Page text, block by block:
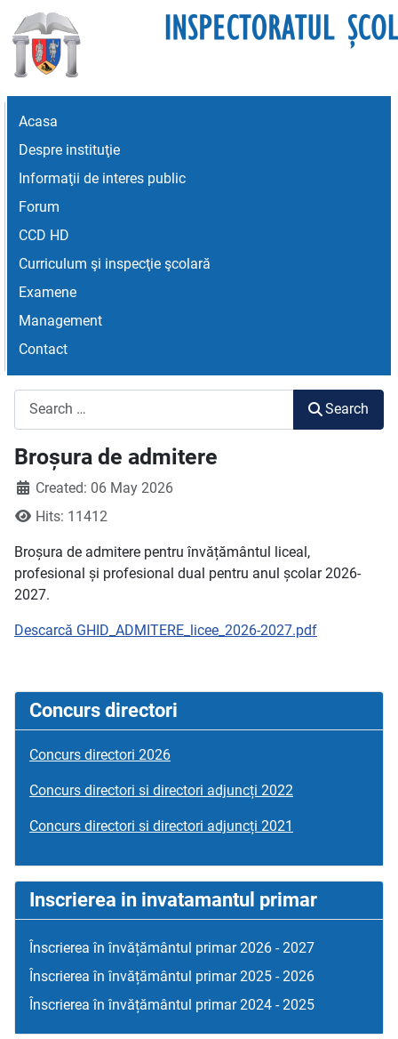
Acasa
Despre instituţie
Informaţii de interes public
Forum
CCD HD
Curriculum şi inspecţie şcolară
Examene
Management
Contact
Search
Broșura de admitere
Created: 06 May 2026
Hits: 11412
Broșura de admitere pentru învățământul liceal,
profesional și profesional dual pentru anul școlar 2026-
2027.
Descarcă GHID_ADMITERE_licee_2026-2027.pdf
Concurs directori
Concurs directori 2026
Concurs directori si directori adjuncți 2022
Concurs directori si directori adjuncți 2021
Inscrierea in invatamantul primar
Înscrierea în învățământul primar 2026 - 2027
Înscrierea în învățământul primar 2025 - 2026
Înscrierea în învățământul primar 2024 - 2025